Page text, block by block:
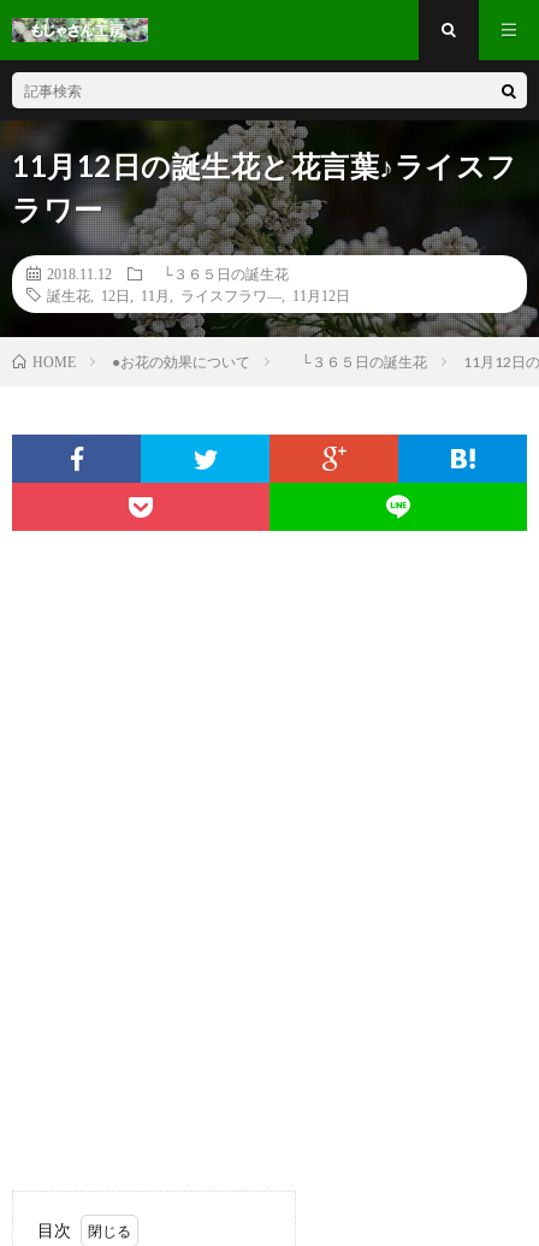
11月12日の誕生花と花言葉♪ライスフ
ラワー
2018.11.12
└３６５日の誕生花
誕生花
12日 11月 ライスフラワ― 11月12日
HOME ●お花の効果について └３６５日の誕生花 11月12日
目次